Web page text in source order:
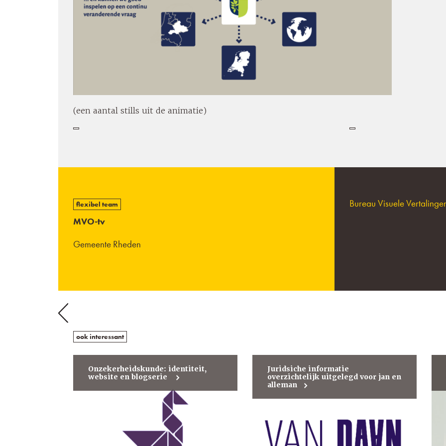
(een aantal stills uit de animatie)
flexibel team
MVO-tv
Gemeente Rheden
Bureau Visuele
Previous
Project
gemeentelijke
college-
agenda
ook interessant
Onzekerheidskunde: identiteit,
website en blogserie
Juridsiche informatie
overzichtelijk uitgelegd voor jan en
alleman